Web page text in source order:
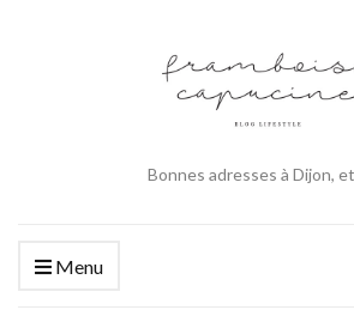
Bonnes adresses à Dijon,
Menu